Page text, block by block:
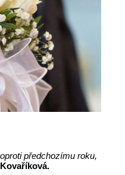
předchozímu roku,